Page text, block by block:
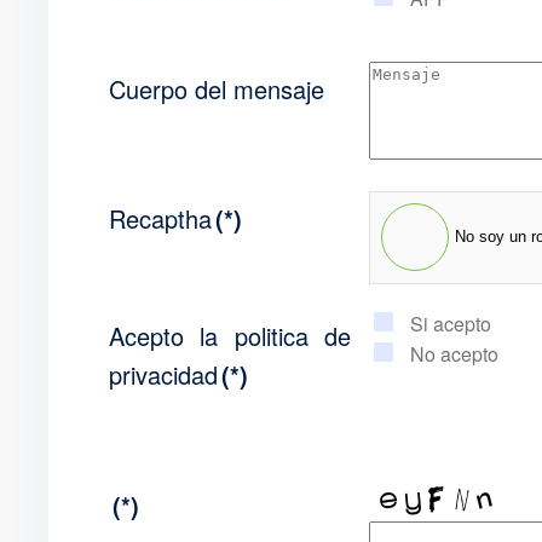
Cuerpo del mensaje
Recaptha(*)
No soy un
Acepto la politica de
privacidad(*)
Si acepto
No acepto
(*)